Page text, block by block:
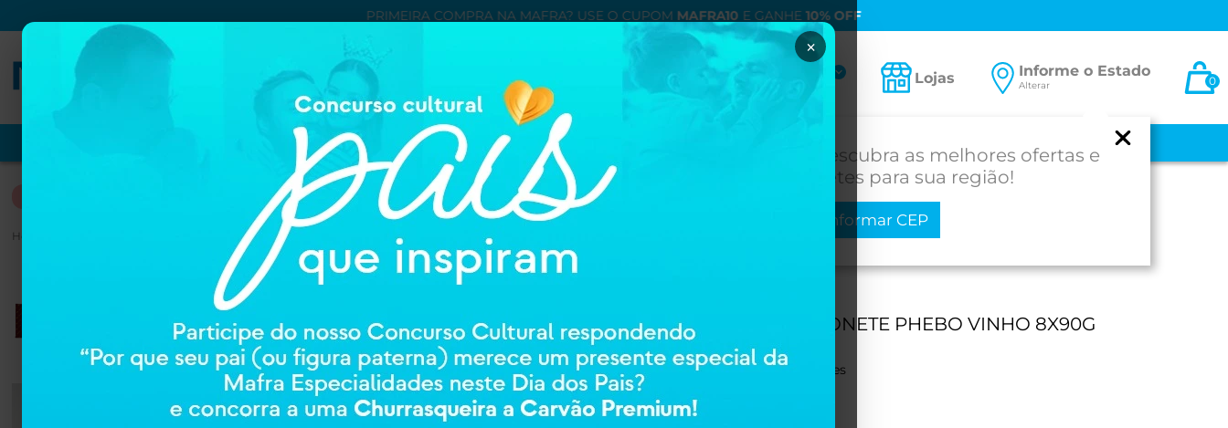
PRIMEIRA COMPRA NA MAFRA? USE O CUPOM MAFRA10 E GANHE 10% OFF
Minha conta
entre ou cadastre-se Lojas Informe o Estado
Alterar
Descubra as melhores ofertas e
fretes para sua região!
Informar CEP
0
NUTRIÇÃO DERMOCOSMÉTICOS ORTOPEDIA E REABILITAÇAO PROD. PARA SAÚDE
HIGIENE E CUIDADOS PESSOAIS
Home HIGIENE E CUIDADOS PESSOAIS
GRANADO SABONETE PHEBO VINHO 8X90G
0 avaliações
R$ 39,91
×